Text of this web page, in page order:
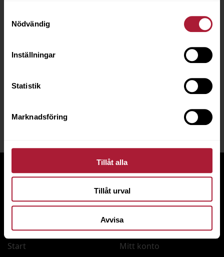
Nödvändig
Inställningar
Statistik
Marknadsföring
Tillåt alla
Tillåt urval
Avvisa
Ordervärde från 2 000
beställning på
bara ett samtal eller
Meny
Skapa konto
Information och guider
Start
Hjälp
För nya kunder
Söktips
Mitt konto